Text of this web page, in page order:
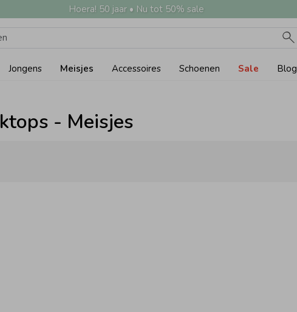
Hoera! 50 jaar • Nu tot 50% sale
Jongens Meisjes Accessoires Schoenen Sale Blog
- Meisjes